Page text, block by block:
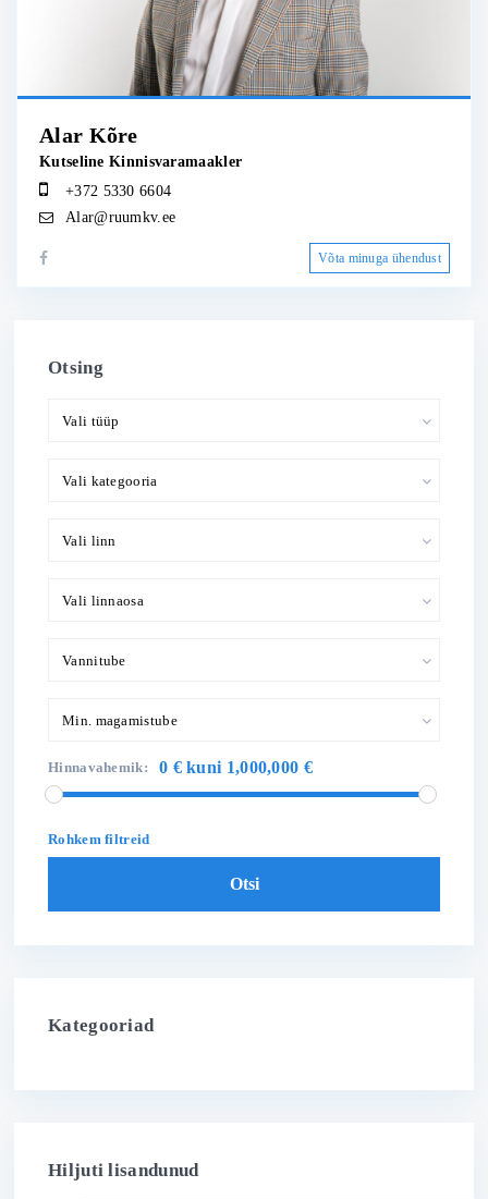
Alar Kõre
Kutseline Kinnisvaramaakler
+372 5330 6604
Alar@ruumkv.ee
Võta minuga ühendust
Otsing
Vali tüüp
Vali kategooria
Vali linn
Vali linnaosa
Vannitube
Min. magamistube
Hinnavahemik: 0 € kuni 1,000,000 €
Rohkem filtreid
Otsi
Kategooriad
Hiljuti lisandunud